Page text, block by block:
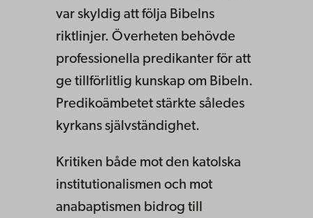
var skyldig att följa Bibelns
riktlinjer. Överheten behövde
professionella predikanter för att
ge tillförlitlig kunskap om Bibeln.
Predikoämbetet stärkte således
kyrkans självständighet.
Kritiken både mot den katolska
institutionalismen och mot
anabaptismen bidrog till